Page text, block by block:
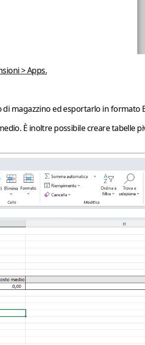
> Apps.
di magazzinoed esportarlo in formato
. È inoltre possibile creare tabelle